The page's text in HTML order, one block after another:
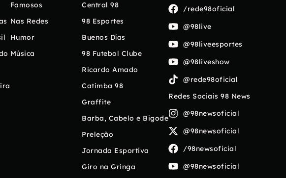
Famosos
Nas Redes
Humor
Música
Central 98
98 Esportes
Buenos Días
98 Futebol Clube
Ricardo Amado
Catimba 98
Graffite
Barba, Cabelo e Bigode
Preleção
Jornada Esportiva
Giro na Gringa
/rede98oficial
@98live
@98liveesportes
@98liveshow
@rede98oficial
Redes Sociais 98 News
@98newsoficial
@98newsoficial
/98newsoficial
@98newsoficial